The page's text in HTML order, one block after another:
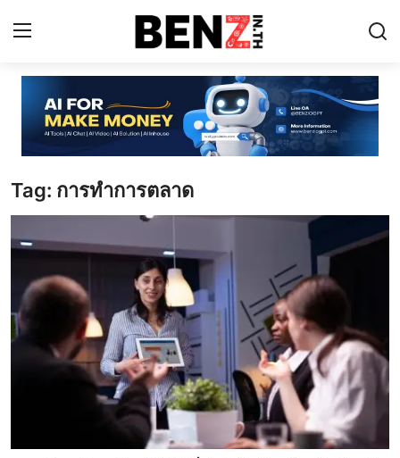
Home
Contact
AI Tools
ข่าว AI รอบโลก
ThaiGPT Builder
คอร์สเรียน ChatGPT
Tag: การทำการตลาด